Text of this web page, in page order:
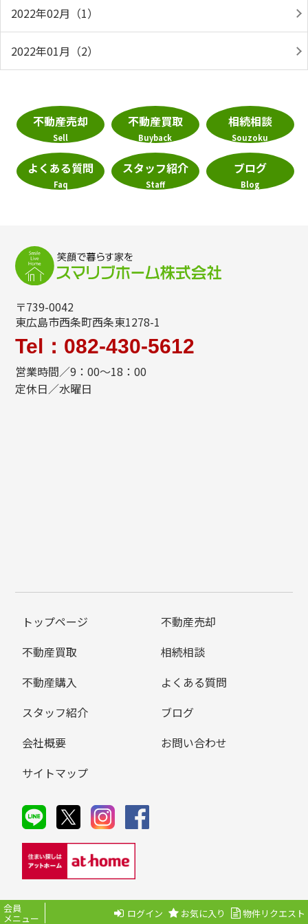
2022年02月（1）
2022年01月（2）
不動産売却
Sell
不動産買取
Buyback
相続相談
Souzoku
よくある質問
Faq
スタッフ紹介
Staff
ブログ
Blog
〒739-0042
東広島市西条町西条東1278-1
Tel：082-430-5612
営業時間／9：00～18：00
定休日／水曜日
トップページ
不動産売却
不動産買取
相続相談
不動産購入
よくある質問
スタッフ紹介
ブログ
会社概要
お問い合わせ
サイトマップ
会員
メニュー ログイン お気に入り 物件リクエスト